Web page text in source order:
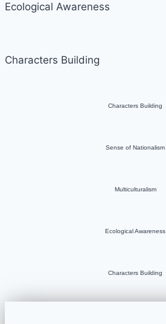
Ecological Awareness
Characters Building
Characters Building
Sense of Nationalism
Multiculturalism
Ecological Awareness
Characters Building